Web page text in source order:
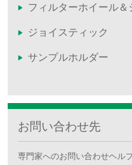
フィルターホイール＆
ジョイスティック
サンプルホルダー
お問い合わせ先
専門家へのお問い合わせヘル